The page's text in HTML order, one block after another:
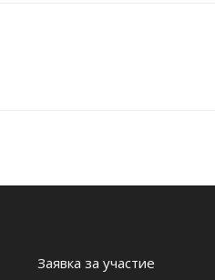
Заявка за участие